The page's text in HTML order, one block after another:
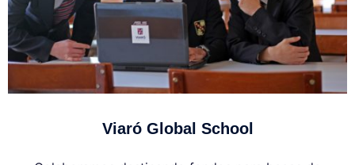
Viaró Global School